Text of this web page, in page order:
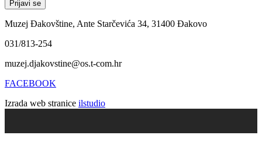
Muzej Đakovštine, Ante Starčevića 34, 31400 Đakovo
031/813-254
muzej.djakovstine@os.t-com.hr
FACEBOOK
Izrada web stranice ilstudio